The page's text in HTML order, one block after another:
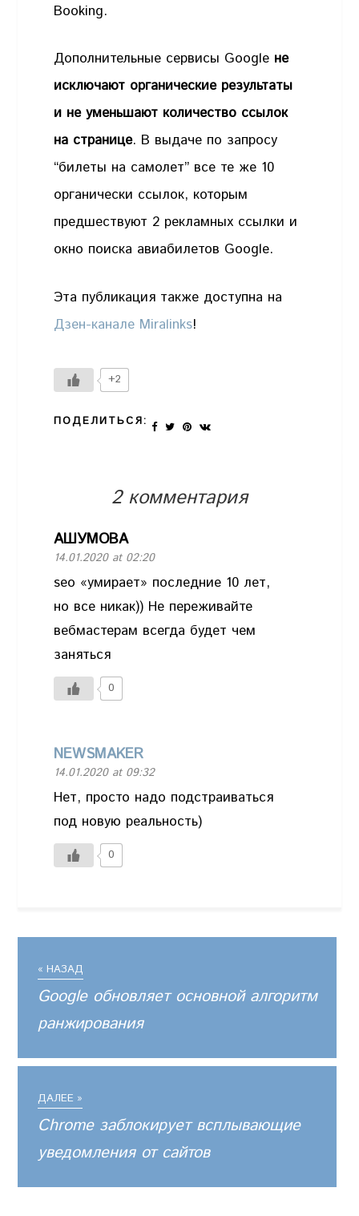
Booking.
Дополнительные сервисы Google не
исключают органические результаты
и не уменьшают количество ссылок
на странице. В выдаче по запросу
“билеты на самолет” все те же 10
органически ссылок, которым
предшествуют 2 рекламных ссылки и
окно поиска авиабилетов Google.
Эта публикация также доступна на
Дзен-канале Miralinks!
+2
ПОДЕЛИТЬСЯ:
2 комментария
АШУМОВА
14.01.2020 at 02:20
seo «умирает» последние 10 лет,
но все никак)) Не переживайте
вебмастерам всегда будет чем
заняться
0
NEWSMAKER
14.01.2020 at 09:32
Нет, просто надо подстраиваться
под новую реальность)
0
« НАЗАД
Google обновляет основной алгоритм
ранжирования
ДАЛЕЕ »
Chrome заблокирует всплывающие
уведомления от сайтов